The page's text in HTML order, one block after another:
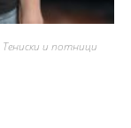
Тениски и потници